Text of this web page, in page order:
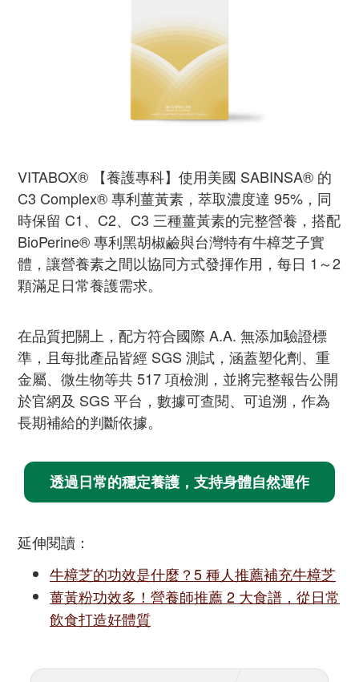
VITABOX® 【養護專科】使用美國 SABINSA® 的
C3 Complex® 專利薑黃素，萃取濃度達 95%，同
時保留 C1、C2、C3 三種薑黃素的完整營養，搭配
BioPerine® 專利黑胡椒鹼與台灣特有牛樟芝子實
體，讓營養素之間以協同方式發揮作用，每日 1～2
顆滿足日常養護需求。
在品質把關上，配方符合國際 A.A. 無添加驗證標
準，且每批產品皆經 SGS 測試，涵蓋塑化劑、重
金屬、微生物等共 517 項檢測，並將完整報告公開
於官網及 SGS 平台，數據可查閱、可追溯，作為
長期補給的判斷依據。
透過日常的穩定養護，支持身體自然運作
延伸閱讀：
牛樟芝的功效是什麼？5 種人推薦補充牛樟芝
薑黃粉功效多！營養師推薦 2 大食譜，從日常
飲食打造好體質